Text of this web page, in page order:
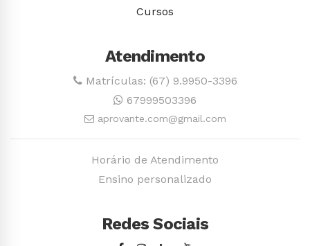
Cursos
Atendimento
Matrículas: (67) 9.9950-3396
67999503396
aprovante.com@gmail.com
Horário de Atendimento
Ensino personalizado
Redes Sociais